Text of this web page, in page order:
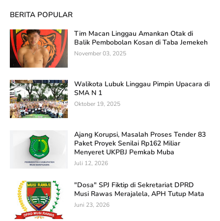
BERITA POPULAR
Tim Macan Linggau Amankan Otak di
Balik Pembobolan Kosan di Taba Jemekeh
November 03, 2025
Walikota Lubuk Linggau Pimpin Upacara di
SMA N 1
Oktober 19, 2025
Ajang Korupsi, Masalah Proses Tender 83
Paket Proyek Senilai Rp162 Miliar
Menyeret UKPBJ Pemkab Muba
Juli 12, 2026
"Dosa" SPJ Fiktip di Sekretariat DPRD
Musi Rawas Merajalela, APH Tutup Mata
Juni 23, 2026